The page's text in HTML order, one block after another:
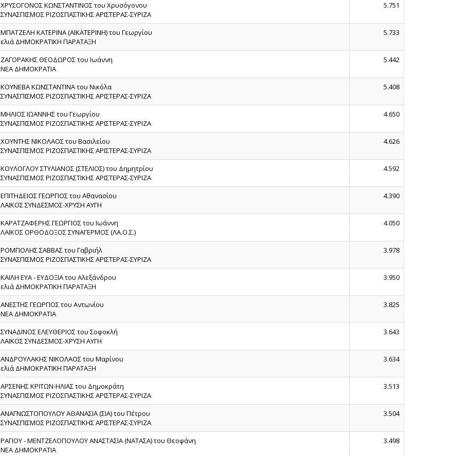
ΧΡΥΣΟΓΟΝΟΣ ΚΩΝΣΤΑΝΤΙΝΟΣ του Χρυσόγονου
ΣΥΝΑΣΠΙΣΜΟΣ ΡΙΖΟΣΠΑΣΤΙΚΗΣ ΑΡΙΣΤΕΡΑΣ-ΣΥΡΙΖΑ
5.751
ΜΠΑΤΖΕΛΗ ΚΑΤΕΡΙΝΑ (ΑΙΚΑΤΕΡΙΝΗ) του Γεωργίου
ελιά ΔΗΜΟΚΡΑΤΙΚΗ ΠΑΡΑΤΑΞΗ
5.733
ΖΑΓΟΡΑΚΗΣ ΘΕΟΔΩΡΟΣ του Ιωάννη
ΝΕΑ ΔΗΜΟΚΡΑΤΙΑ
5.442
ΚΟΥΝΕΒΑ ΚΩΝΣΤΑΝΤΙΝΑ του Νικόλα
ΣΥΝΑΣΠΙΣΜΟΣ ΡΙΖΟΣΠΑΣΤΙΚΗΣ ΑΡΙΣΤΕΡΑΣ-ΣΥΡΙΖΑ
5.408
ΜΗΛΙΟΣ ΙΩΑΝΝΗΣ του Γεωργίου
ΣΥΝΑΣΠΙΣΜΟΣ ΡΙΖΟΣΠΑΣΤΙΚΗΣ ΑΡΙΣΤΕΡΑΣ-ΣΥΡΙΖΑ
4.650
ΧΟΥΝΤΗΣ ΝΙΚΟΛΑΟΣ του Βασιλείου
ΣΥΝΑΣΠΙΣΜΟΣ ΡΙΖΟΣΠΑΣΤΙΚΗΣ ΑΡΙΣΤΕΡΑΣ-ΣΥΡΙΖΑ
4.626
ΚΟΥΛΟΓΛΟΥ ΣΤΥΛΙΑΝΟΣ (ΣΤΕΛΙΟΣ) του Δημητρίου
ΣΥΝΑΣΠΙΣΜΟΣ ΡΙΖΟΣΠΑΣΤΙΚΗΣ ΑΡΙΣΤΕΡΑΣ-ΣΥΡΙΖΑ
4.592
ΕΠΙΤΗΔΕΙΟΣ ΓΕΩΡΓΙΟΣ του Αθανασίου
ΛΑΪΚΟΣ ΣΥΝΔΕΣΜΟΣ-ΧΡΥΣΗ ΑΥΓΗ
4.390
ΚΑΡΑΤΖΑΦΕΡΗΣ ΓΕΩΡΓΙΟΣ του Ιωάννη
ΛΑΪΚΟΣ ΟΡΘΟΔΟΞΟΣ ΣΥΝΑΓΕΡΜΟΣ (ΛΑ.Ο.Σ.)
4.050
ΡΟΜΠΟΛΗΣ ΣΑΒΒΑΣ του Γαβριήλ
ΣΥΝΑΣΠΙΣΜΟΣ ΡΙΖΟΣΠΑΣΤΙΚΗΣ ΑΡΙΣΤΕΡΑΣ-ΣΥΡΙΖΑ
3.978
ΚΑΪΛΗ ΕΥΑ - ΕΥΔΟΞΙΑ του Αλεξάνδρου
ελιά ΔΗΜΟΚΡΑΤΙΚΗ ΠΑΡΑΤΑΞΗ
3.950
ΑΝΕΣΤΗΣ ΓΕΩΡΓΙΟΣ του Αντωνίου
ΝΕΑ ΔΗΜΟΚΡΑΤΙΑ
3.825
ΣΥΝΑΔΙΝΟΣ ΕΛΕΥΘΕΡΙΟΣ του Σοφοκλή
ΛΑΪΚΟΣ ΣΥΝΔΕΣΜΟΣ-ΧΡΥΣΗ ΑΥΓΗ
3.643
ΑΝΔΡΟΥΛΑΚΗΣ ΝΙΚΟΛΑΟΣ του Μαρίνου
ελιά ΔΗΜΟΚΡΑΤΙΚΗ ΠΑΡΑΤΑΞΗ
3.634
ΑΡΣΕΝΗΣ ΚΡΙΤΩΝ-ΗΛΙΑΣ του Δημοκράτη
ΣΥΝΑΣΠΙΣΜΟΣ ΡΙΖΟΣΠΑΣΤΙΚΗΣ ΑΡΙΣΤΕΡΑΣ-ΣΥΡΙΖΑ
3.513
ΑΝΑΓΝΩΣΤΟΠΟΥΛΟΥ ΑΘΑΝΑΣΙΑ (ΣΙΑ) του Πέτρου
ΣΥΝΑΣΠΙΣΜΟΣ ΡΙΖΟΣΠΑΣΤΙΚΗΣ ΑΡΙΣΤΕΡΑΣ-ΣΥΡΙΖΑ
3.504
ΡΑΓΙΟΥ - ΜΕΝΤΖΕΛΟΠΟΥΛΟΥ ΑΝΑΣΤΑΣΙΑ (ΝΑΤΑΣΑ) του Θεοφάνη
ΝΕΑ ΔΗΜΟΚΡΑΤΙΑ
3.498